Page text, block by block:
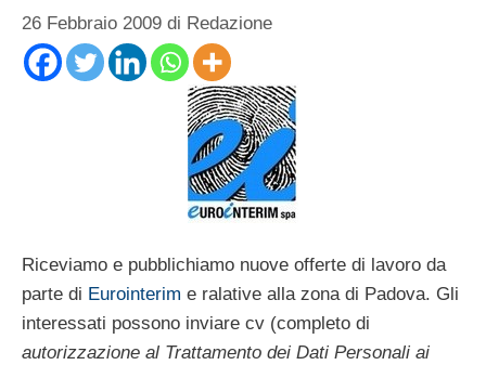
26 Febbraio 2009 di Redazione
Riceviamo e pubblichiamo nuove offerte di lavoro da
parte di Eurointerim e ralative alla zona di Padova. Gli
interessati possono inviare cv (completo di
autorizzazione al Trattamento dei Dati Personali ai